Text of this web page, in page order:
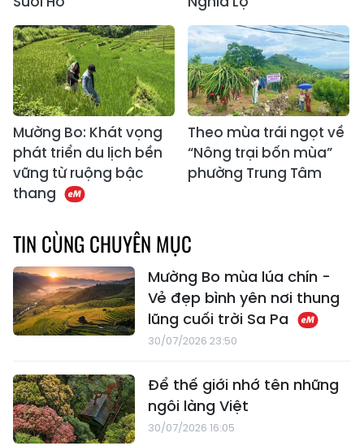
Mường Bo: Khát vọng
phát triển du lịch bền
vững từ ruộng bậc
thang
Theo mùa trái ngọt về
“Nông trại bốn mùa”
phường Trung Tâm
TIN CÙNG CHUYÊN MỤC
Mường Bo mùa lúa chín -
Vẻ đẹp bình yên nơi thung
lũng cuối trời Sa Pa
30/07/2026 23:50
Để thế giới nhớ tên những
ngôi làng Việt
30/07/2026 16:05